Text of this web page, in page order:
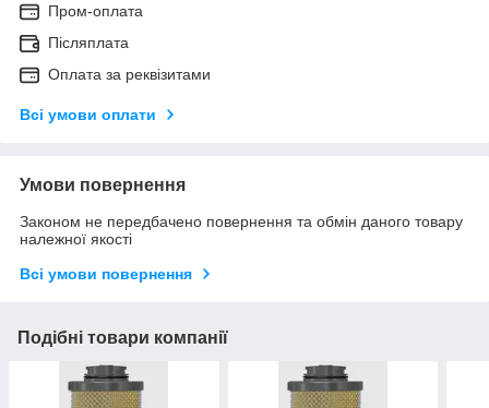
Пром-оплата
Післяплата
Оплата за реквізитами
Всі умови оплати
Умови повернення
Законом не передбачено повернення та обмін даного товару
належної якості
Всі умови повернення
Подібні товари компанії